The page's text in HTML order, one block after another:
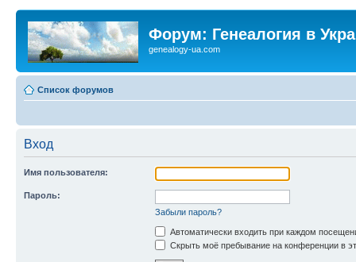
Форум: Генеалогия в
genealogy-ua.com
Список форумов
Вход
Имя пользователя:
Пароль:
Забыли пароль?
Автоматически входить при каждом
Скрыть моё пребывание на конференции в